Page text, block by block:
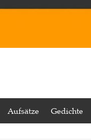
Aufsätze Gedichte